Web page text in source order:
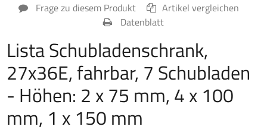
Frage zu diesem Produkt
Artikel vergleichen
Datenblatt
Lista Schubladenschrank,
27x36E, fahrbar, 7 Schubladen
- Höhen: 2 x 75 mm, 4 x 100
mm, 1 x 150 mm